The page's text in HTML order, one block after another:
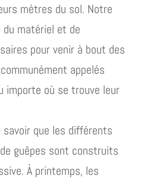
mètres du sol. Notre
matériel et de
pour venir à bout des
appelés
importe où se trouve leur
que les différents
guêpes sont construits
À printemps, les